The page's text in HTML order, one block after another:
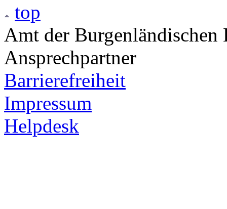
top
Amt der
Ansprechpartner
Barrierefreiheit
Impressum
Helpdesk